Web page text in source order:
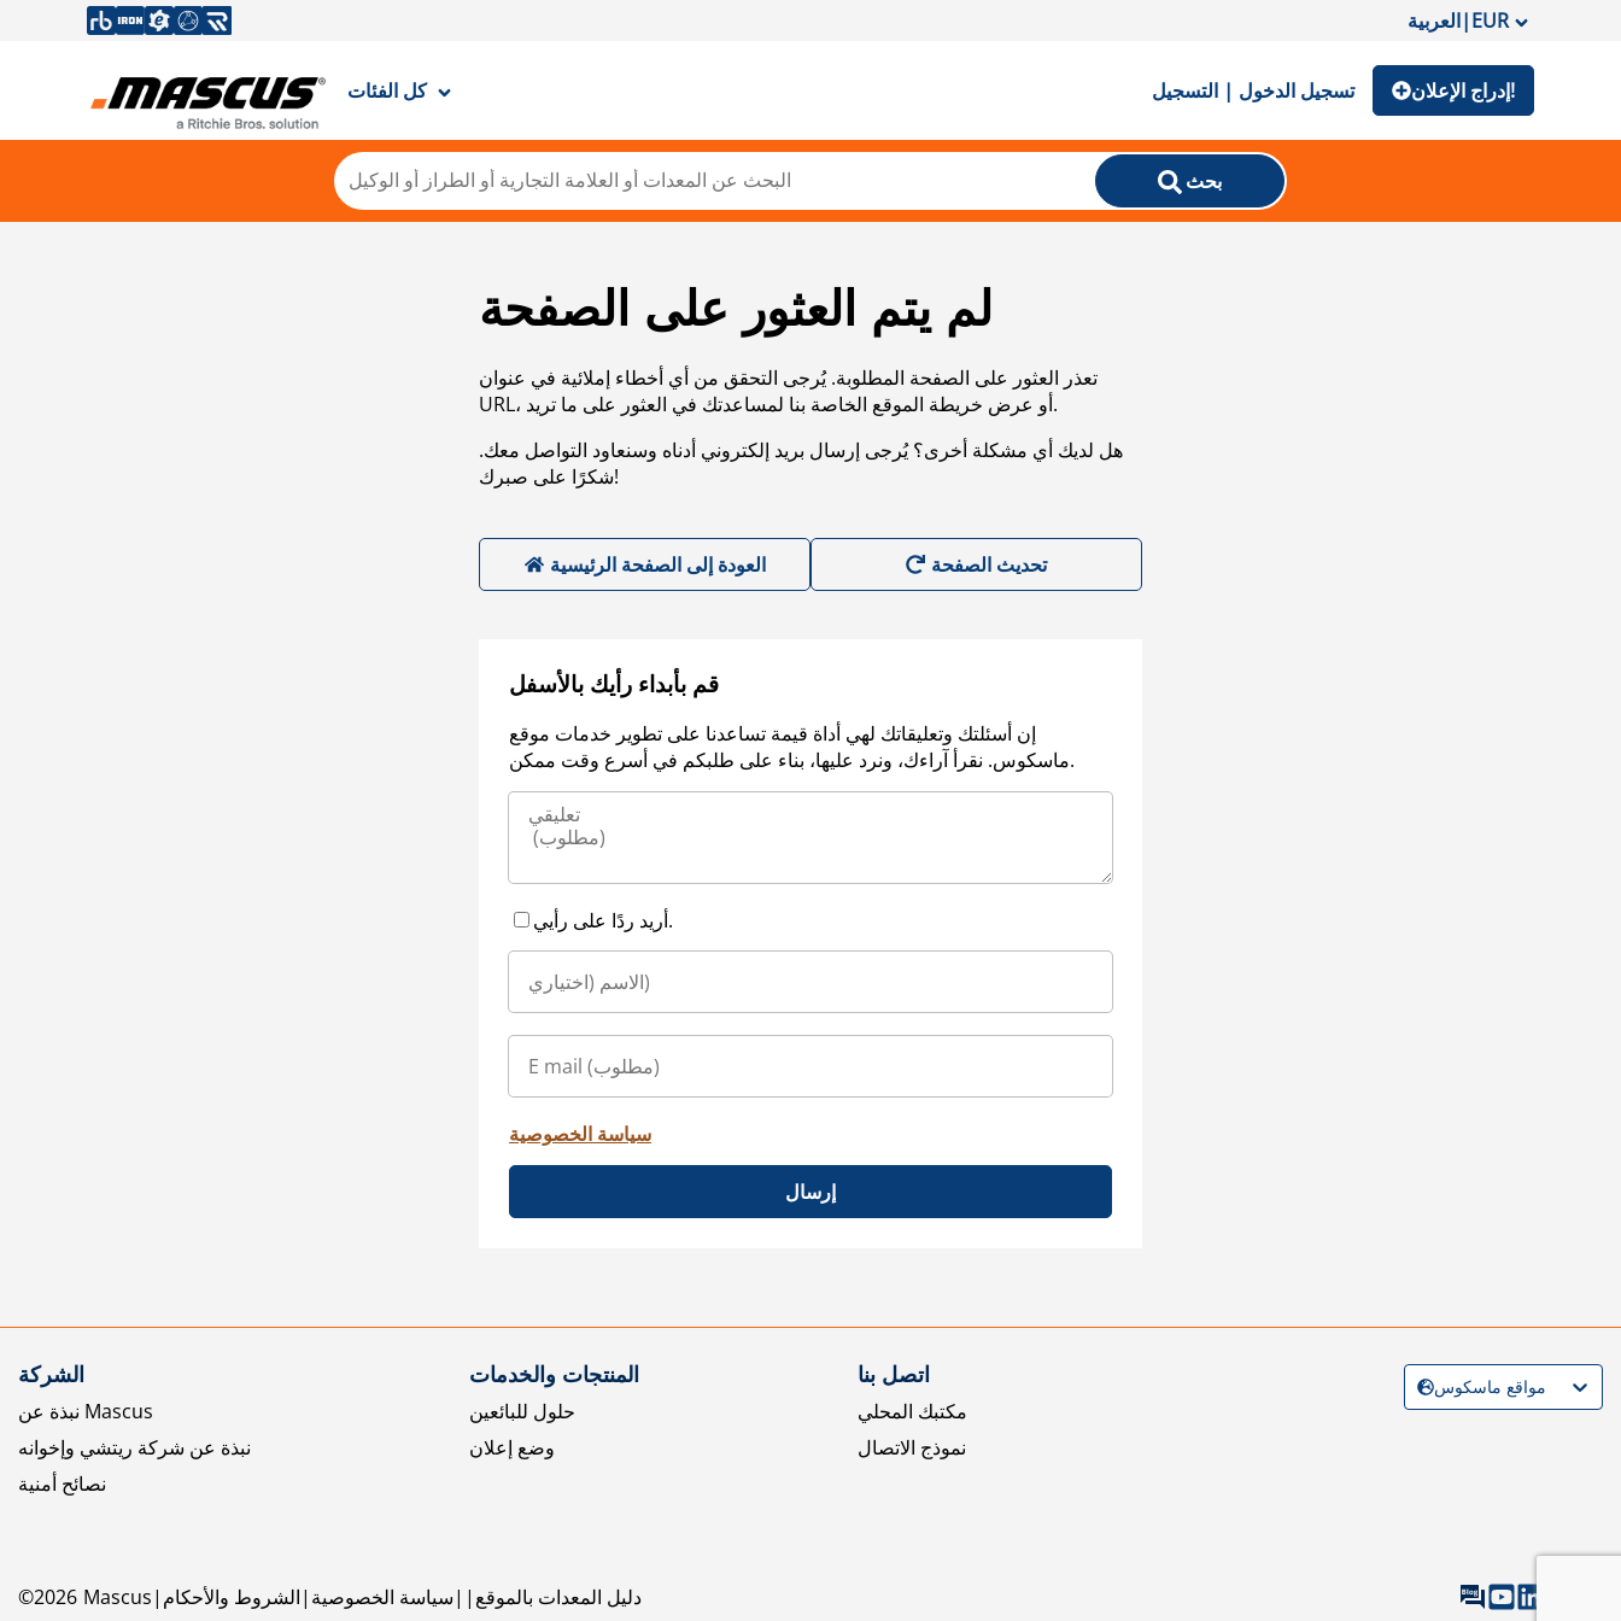
العربية|EUR
كل الفئات تسجيل الدخول | التسجيل إدراج الإعلان!
بحث
لم يتم العثور على الصفحة
تعذر العثور على الصفحة المطلوبة. يُرجى التحقق من أي أخطاء إملائية في عنوان
URL، أو عرض خريطة الموقع الخاصة بنا لمساعدتك في العثور على ما تريد.
هل لديك أي مشكلة أخرى؟ يُرجى إرسال بريد إلكتروني أدناه وسنعاود التواصل معك.
شكرًا على صبرك!
العودة إلى الصفحة الرئيسية
قم بأبداء رأيك بالأسفل
إن أسئلتك وتعليقاتك لهي أداة قيمة تساعدنا على تطوير خدمات موقع
ماسكوس. نقرأ آراءك، ونرد عليها، بناء على طلبكم في أسرع وقت ممكن.
أريد ردًا على رأيي.
سياسة الخصوصية
إرسال
الشركة
نبذة عن Mascus
نبذة عن شركة ريتشي وإخوانه
نصائح أمنية
المنتجات والخدمات
حلول للبائعين
وضع إعلان
اتصل بنا
مكتبك المحلي
نموذج الاتصال
©2026 Mascus الشروط والأحكام سياسة الخصوصية دليل المعدات بالموقع
مواقع ماسكوس